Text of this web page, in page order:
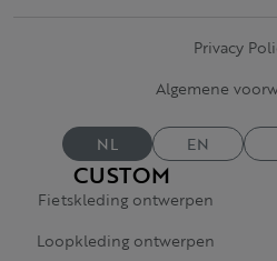
CUSTOM
Fietskleding ontwerpen
Loopkleding ontwerpen
Privacy
Algemene
NL EN